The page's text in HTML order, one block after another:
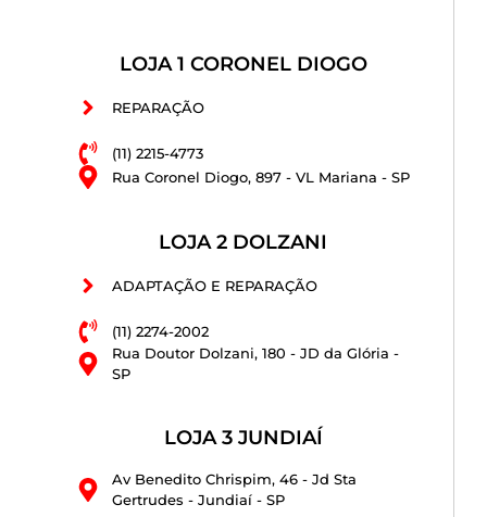
LOJA 1 CORONEL DIOGO
REPARAÇÃO
(11) 2215-4773
Rua Coronel Diogo, 897 - VL Mariana - SP
LOJA 2 DOLZANI
ADAPTAÇÃO E REPARAÇÃO
(11) 2274-2002
Rua Doutor Dolzani, 180 - JD da Glória -
SP
LOJA 3 JUNDIAÍ
Av Benedito Chrispim, 46 - Jd Sta
Gertrudes - Jundiaí - SP